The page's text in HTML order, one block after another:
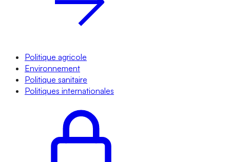
Politique agricole
Environnement
Politique sanitaire
Politiques internationales